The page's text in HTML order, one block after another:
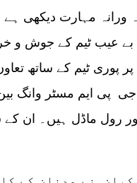
ورانہ مہارت دیکھی
بے عیب ٹیم کے جوش و
پوری ٹیم کے ساتھ
پی ایم مسٹر وانگ بین
رول ماڈل ہیں۔ ان کے